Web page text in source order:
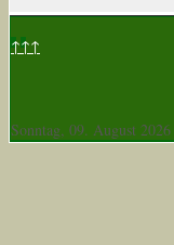
↑↑↑
Sonntag, 09. August 2026